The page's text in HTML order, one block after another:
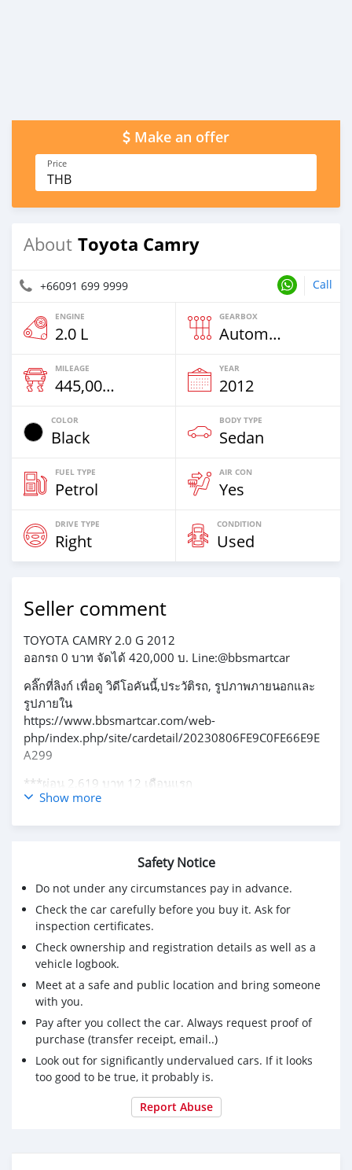
Make an offer
Price
THB
About Toyota Camry
+66091 699 9999 Call
ENGINE
2.0 L
GEARBOX
Automatic
MILEAGE
445,000 Km
YEAR
2012
COLOR
Black
BODY TYPE
Sedan
FUEL TYPE
Petrol
AIR CON
Yes
DRIVE TYPE
Right
CONDITION
Used
Seller comment
TOYOTA CAMRY 2.0 G 2012
ออกรถ 0 บาท จัดได้ 420,000 บ. Line:@bbsmartcar
คลิ๊กที่ลิงก์ เพื่อดู วิดีโอคันนี้,ประวัติรถ, รูปภาพภายนอกและ
รูปภายใน
https://www.bbsmartcar.com/web-
php/index.php/site/cardetail/20230806FE9C0FE66E9E
A299
***ผ่อน 2,619 บาท 12 เดือนแรก
🔥จอง 199 บาท ส่งบัตรประชาชน รู้ผลพิจารณาภายใน 30
🔥รถไมล์แท้เช็คศูนย์ตลอด
🔥เต็นท์รถที่มียอดขายเป็นอันดับ 1 ของประเทศ
🔥มีรถให้เลือกมากกว่า 1,500 คัน
🔥ขับฟรีดอกเบี้ย 1 ปี (ผ่อน 0% 12 เดือน )
เดียวในประเทศ
🔥ซื้อรถกับ BB พร้อมให้คำปรึกษา แก้ทุกปัญหา ให้ทุกเรื่อง
บริการ call center 24 ชม
🔥BB Care Plus รับประกันหลังการขาย สูงสุด 2 ปี หรือ
20,000 km.
สาขา1 สี่แยกมไหสวรรค์ ใกล้เดอะมอลล์ท่าพระ
รหัสรถ 1A299 ราคา 259,000 บาท ผ่อนเพียง 5,238 บาท
Brand. : TOYOTA Year. : 2012
Model. : CAMRY Grade. : 2.0 G
Engine. : 2000 CC Type. : เบนซิน
Show more
Safety Notice
Do not under any circumstances pay in advance.
Check the car carefully before you buy it. Ask for
inspection certificates.
Check ownership and registration details as well as a
vehicle logbook.
Meet at a safe and public location and bring someone
with you.
Pay after you collect the car. Always request proof of
purchase (transfer receipt, email..)
Look out for significantly undervalued cars. If it looks
too good to be true, it probably is.
Report Abuse